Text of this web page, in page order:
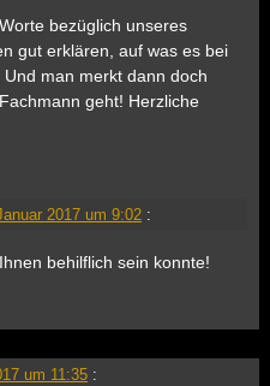
bezüglich unseres
gut erklären, auf was es bei
man merkt dann doch
geht! Herzliche
2017 um 9:02 :
behilflich sein konnte!
um 11:35 :